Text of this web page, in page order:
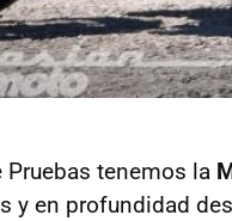
Pruebas tenemos la
y en profundidad